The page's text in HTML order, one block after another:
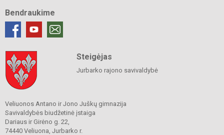
Bendraukime
Steigėjas
Jurbarko rajono savivaldybė
Veliuonos Antano ir Jono Juškų gimnazija
Savivaldybės biudžetinė įstaiga
Dariaus ir Girėno g. 22,
74440 Veliuona, Jurbarko r.